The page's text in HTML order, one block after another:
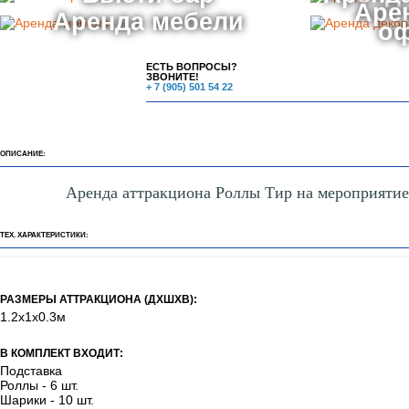
Аренда мебели
ЕСТЬ ВОПРОСЫ?
ЗВОНИТЕ!
+ 7 (905) 501 54 22
ОПИСАНИЕ:
Аренда аттракциона Роллы Тир на мероприятие
ТЕХ. ХАРАКТЕРИСТИКИ:
РАЗМЕРЫ АТТРАКЦИОНА (ДХШХВ):
1.2х1х0.3м
В КОМПЛЕКТ ВХОДИТ:
Подставка
Роллы - 6 шт.
Шарики - 10 шт.